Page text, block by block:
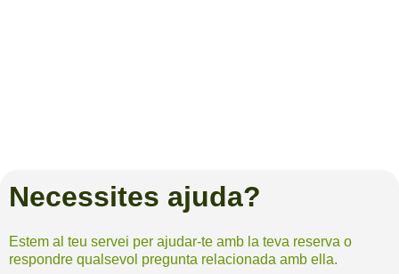
Necessites ajuda?
Estem al teu servei per ajudar-te amb la teva reserva o
respondre qualsevol pregunta relacionada amb ella.